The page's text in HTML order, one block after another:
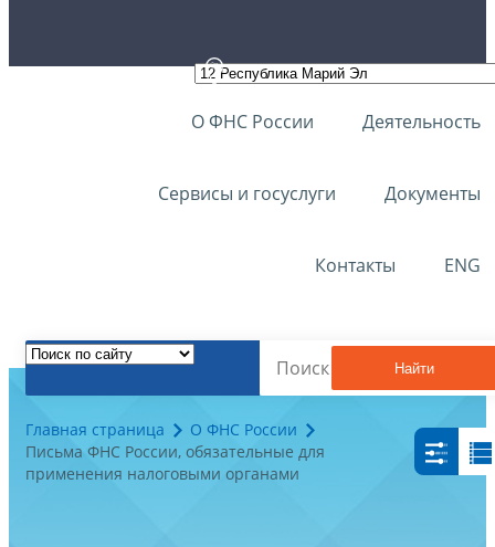
О ФНС России Деятельность
Сервисы и госуслуги Документы
Контакты ENG
Найти
Главная страница
О ФНС России
Письма ФНС России, обязательные для
применения налоговыми органами